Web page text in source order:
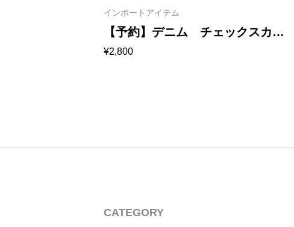
インポートアイテム
【予約】デニム チェックスカー
ト＆リボン 1025
¥2,800
CATEGORY